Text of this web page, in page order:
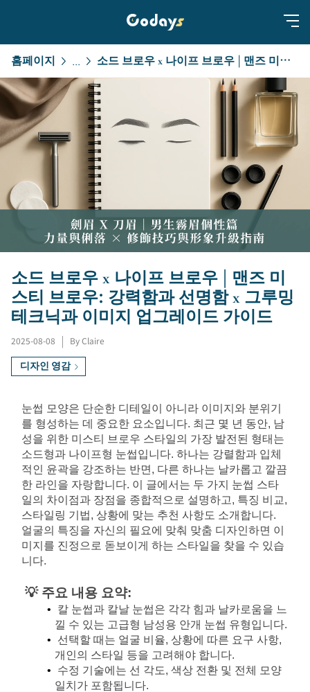
홈페이지 ... 소드 브로우 x 나이프 브로우 | 맨즈 미스티 브로우: 강력함과 선명함 x 그루밍 테크닉과 이미지 업그레이드 가이드
소드 브로우 x 나이프 브로우 | 맨즈 미
스티 브로우: 강력함과 선명함 x 그루밍
테크닉과 이미지 업그레이드 가이드
2025-08-08 By Claire
디자인 영감
눈썹 모양은 단순한 디테일이 아니라 이미지와 분위기
를 형성하는 데 중요한 요소입니다. 최근 몇 년 동안, 남
성을 위한 미스티 브로우 스타일의 가장 발전된 형태는
소드형과 나이프형 눈썹입니다. 하나는 강렬함과 입체
적인 윤곽을 강조하는 반면, 다른 하나는 날카롭고 깔끔
한 라인을 자랑합니다. 이 글에서는 두 가지 눈썹 스타
일의 차이점과 장점을 종합적으로 설명하고, 특징 비교,
스타일링 기법, 상황에 맞는 추천 사항도 소개합니다.
얼굴의 특징을 자신의 필요에 맞춰 맞춤 디자인하면 이
미지를 진정으로 돋보이게 하는 스타일을 찾을 수 있습
니다.
💡 주요 내용 요약:
칼 눈썹과 칼날 눈썹은 각각 힘과 날카로움을 느
낄 수 있는 고급형 남성용 안개 눈썹 유형입니다.
선택할 때는 얼굴 비율, 상황에 따른 요구 사항,
개인의 스타일 등을 고려해야 합니다.
수정 기술에는 선 각도, 색상 전환 및 전체 모양
일치가 포함됩니다.